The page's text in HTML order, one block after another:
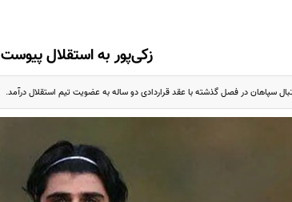
زکی‌پور به استقلال پیوست
سپاهان در فصل گذشته با عقد قراردادی دو ساله به عضویت تیم استقلال درآمد.